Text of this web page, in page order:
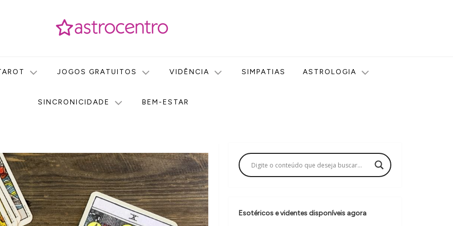
JOGOS GRATUITOS VIDÊNCIA SIMPATIAS ASTROLOGIA
SINCRONICIDADE BEM-ESTAR
Esotéricos e videntes disponíveis agora